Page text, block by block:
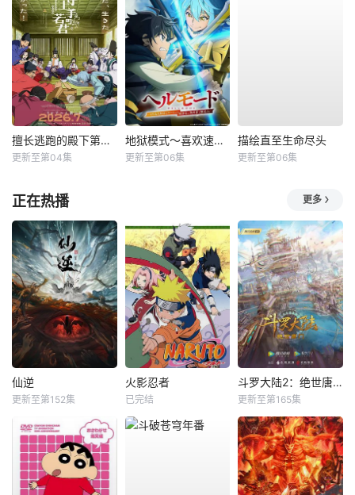
擅长逃跑的殿下第二季
更新至第04集
地狱模式～喜欢速通游戏的玩家在废设定异世界无双～第2季
更新至第06集
描绘直至生命尽头
更新至第06集
正在热播 更多
仙逆
更新至第152集
火影忍者
已完结
斗罗大陆2：绝世唐门
更新至第165集